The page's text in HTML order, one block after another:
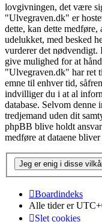
lovgivningen, det være
"Ulvegraven.dk" er
dette, kan dette
udelukket, med besked
vurderer det nødvendigt.
give mulighed for at
"Ulvegraven.dk" har ret
emne til enhver tid,
indvilliger du i at al
database. Selvom
tredjemand uden dit
phpBB blive holdt
medføre at dataene
Boardindeks
Alle tider er
Slet cookies